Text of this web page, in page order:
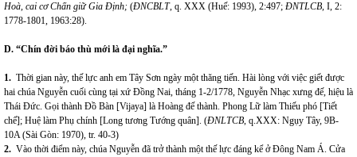
Hoà, cai cơ Chấn giữ Gia Định; (ĐNCBLT, q. XXX (Huế: 1993), 2:497; ĐNTLCB, I, 2:
1778-1801, 1963:28).
D. “Chín đời báo thù mới là đại nghĩa.”
1. Thời gian này, thế lực anh em Tây Sơn ngày một thăng tiến. Hài lòng với việc giết được
hai chúa Nguyễn cuối cùng tại xứ Đồng Nai, tháng 1-2/1778, Nguyễn Nhạc xưng đế, hiệu là
Thái Đức. Gọi thành Đồ Bàn [Vijaya] là Hoàng đế thành. Phong Lữ làm Thiếu phó [Tiết
chế]; Huệ làm Phụ chính [Long tương Tướng quân]. (ĐNLTCB, q.XXX: Ngụy Tây, 9B-
10A (Sài Gòn: 1970), tr. 40-3)
2. Vào thời điểm này, chúa Nguyễn đã trở thành một thế lực đáng kể ở Đông Nam Á. Cửa